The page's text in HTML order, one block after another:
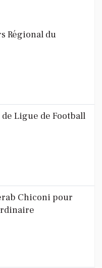
Régional du
Ligue de Football
Chiconi pour